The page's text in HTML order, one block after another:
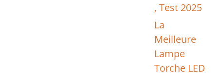
, Test 2025
La
Meilleure
Lampe
Torche LED